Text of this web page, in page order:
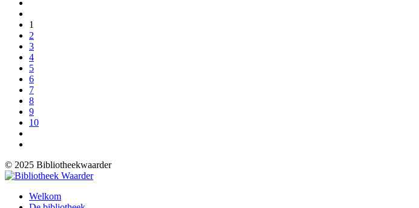
1
2
3
4
5
6
7
8
9
10
© 2025 Bibliotheekwaarder
Welkom